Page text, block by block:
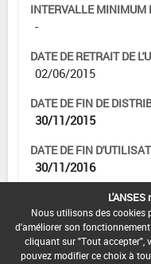
INTERVALLE MINIMUM
-
DATE DE RETRAIT DE
02/06/2015
DATE DE FIN DE
30/11/2015
DATE DE FIN
30/11/2016
Nous utilisons des cookies
d'améliorer son
cliquant sur "Tout accepter",
pouvez modifier ce choix à